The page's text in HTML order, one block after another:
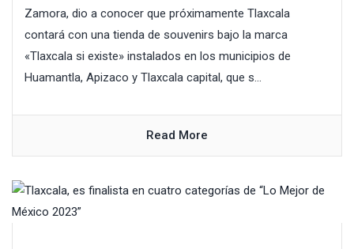
Zamora, dio a conocer que próximamente Tlaxcala
contará con una tienda de souvenirs bajo la marca
«Tlaxcala si existe» instalados en los municipios de
Huamantla, Apizaco y Tlaxcala capital, que s...
Read More